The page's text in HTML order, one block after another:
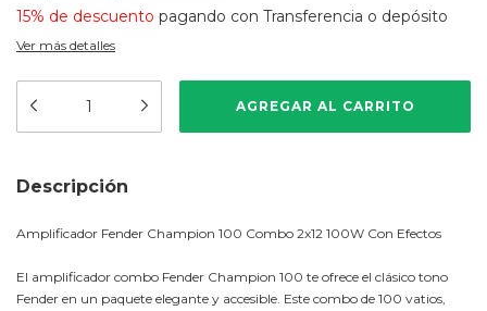
15% de descuento pagando con Transferencia o depósito
Ver más detalles
Descripción
Amplificador Fender Champion 100 Combo 2x12 100W Con Efectos
El amplificador combo Fender Champion 100 te ofrece el clásico tono
Fender en un paquete elegante y accesible. Este combo de 100 vatios,